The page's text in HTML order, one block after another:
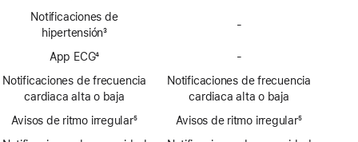
Notificaciones de
hipertensión
pie
3
App ECG
a
pie
de
4
Notificaciones de frecuencia
cardiaca alta o baja
Avisos de ritmo irregular5
-
posible
hipertensión
-
la
app
ECG
Notificaciones de frecuencia
cardiaca alta o baja
Avisos de ritmo irregular5